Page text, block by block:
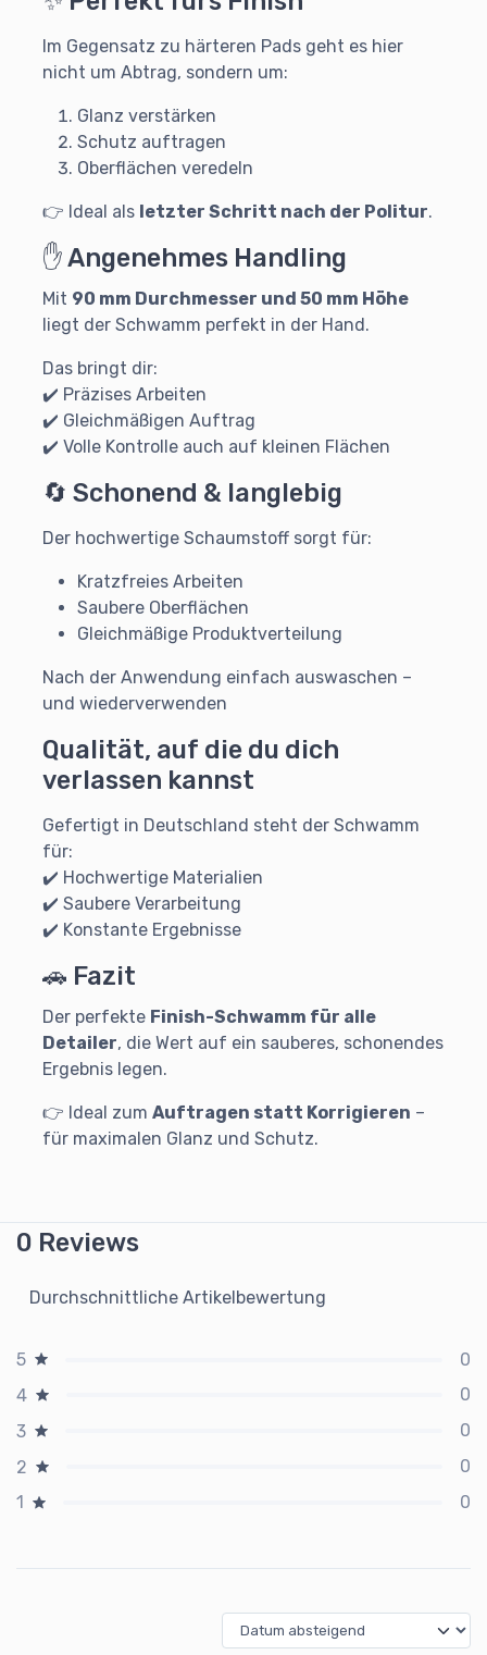
Im Gegensatz zu härteren Pads geht es hier
nicht um Abtrag, sondern um:
Glanz verstärken
Schutz auftragen
Oberflächen veredeln
👉 Ideal als letzter Schritt nach der Politur.
✋ Angenehmes Handling
Mit 90 mm Durchmesser und 50 mm Höhe
liegt der Schwamm perfekt in der Hand.
Das bringt dir:
✔️ Präzises Arbeiten
✔️ Gleichmäßigen Auftrag
✔️ Volle Kontrolle auch auf kleinen Flächen
🔄 Schonend & langlebig
Der hochwertige Schaumstoff sorgt für:
Kratzfreies Arbeiten
Saubere Oberflächen
Gleichmäßige Produktverteilung
Nach der Anwendung einfach auswaschen –
und wiederverwenden
Qualität, auf die du dich
verlassen kannst
Gefertigt in Deutschland steht der Schwamm
für:
✔️ Hochwertige Materialien
✔️ Saubere Verarbeitung
✔️ Konstante Ergebnisse
🚗 Fazit
Der perfekte Finish-Schwamm für alle
Detailer, die Wert auf ein sauberes, schonendes
Ergebnis legen.
👉 Ideal zum Auftragen statt Korrigieren –
für maximalen Glanz und Schutz.
0 Reviews
Durchschnittliche Artikelbewertung
5
0
4
0
3
0
2
0
1
0